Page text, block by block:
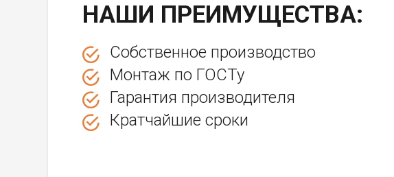
НАШИ ПРЕИМУЩЕСТВА:
Собственное производство
Монтаж по ГОСТу
Гарантия производителя
Кратчайшие сроки